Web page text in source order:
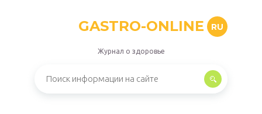
GASTRO-ONLINE RU
Журнал о здоровье